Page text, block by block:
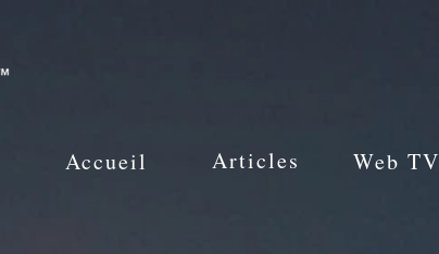
Accueil Articles Web TV